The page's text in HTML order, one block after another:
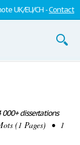
UK/EU/CH -Contact
dissertations
(1 Pages) • 1